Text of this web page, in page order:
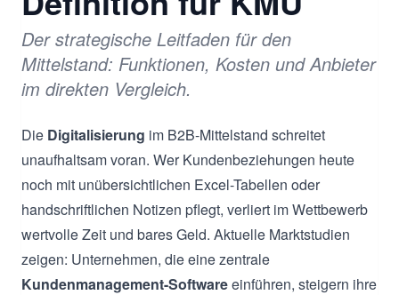
Der strategische Leitfaden für den
Mittelstand: Funktionen, Kosten und Anbieter
im direkten Vergleich.
Die Digitalisierung im B2B-Mittelstand schreitet
unaufhaltsam voran. Wer Kundenbeziehungen heute
noch mit unübersichtlichen Excel-Tabellen oder
handschriftlichen Notizen pflegt, verliert im Wettbewerb
wertvolle Zeit und bares Geld. Aktuelle Marktstudien
zeigen: Unternehmen, die eine zentrale
Kundenmanagement-Softwareeinführen, steigern ihre